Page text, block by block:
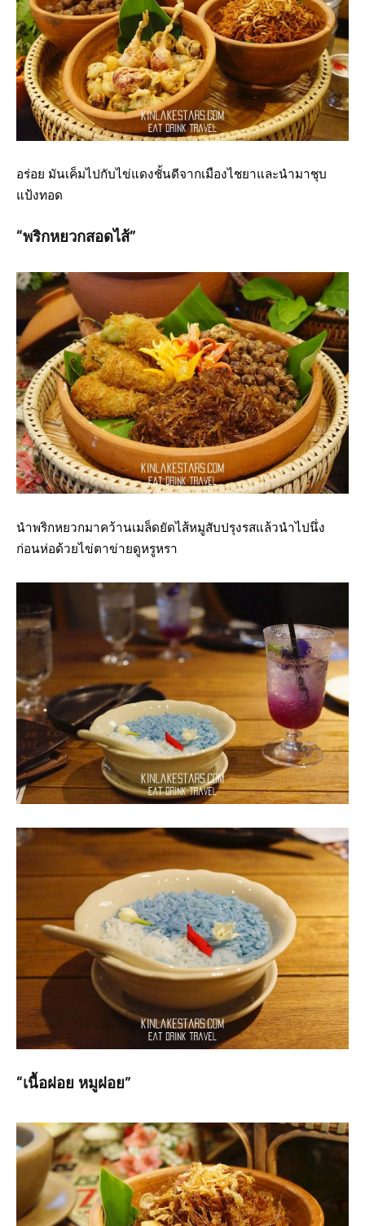
อร่อย มันเค็มไปกับไข่แดงชั้นดีจากเมืองไชยาและนำมาชุบ
แป้งทอด
“พริกหยวกสอดไส้”
นำพริกหยวกมาคว้านเมล็ดยัดไส้หมูสับปรุงรสแล้วนำไปนึ่ง
ก่อนห่อด้วยไข่ตาข่ายดูหรูหรา
“เนื้อฝอย หมูฝอย”